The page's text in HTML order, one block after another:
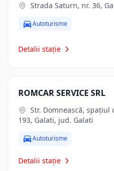
Strada Saturn, nr. 36,
Autoturisme
Detalii stație
ROMCAR SERVICE SRL
193, Galati, jud. Galati
Autoturisme
Detalii stație